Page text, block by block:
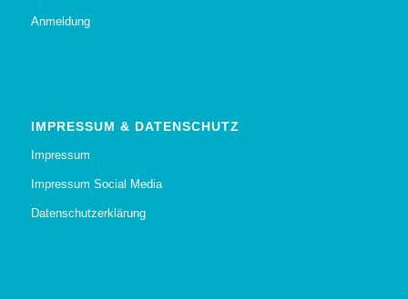
Anmeldung
IMPRESSUM & DATENSCHUTZ
Impressum
Impressum Social Media
Datenschutzerklärung